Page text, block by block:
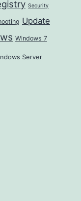
Security
Update
Windows 7
Server